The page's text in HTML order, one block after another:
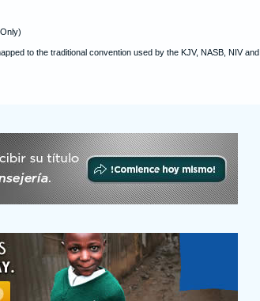
to the traditional convention used by the KJV, NASB, NIV and